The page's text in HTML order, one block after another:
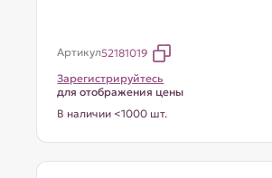
Артикул52181019
Зарегистрируйтесь
для отображения цены
В наличии <1000 шт.